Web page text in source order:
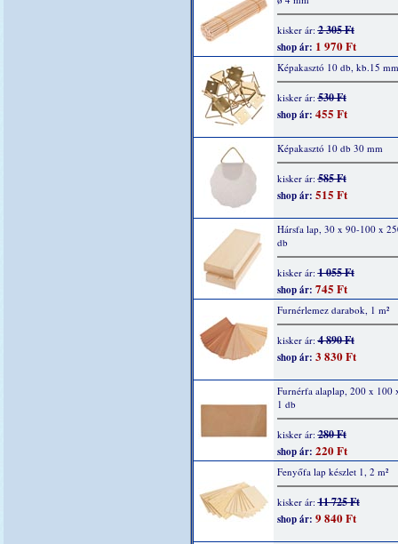
kisker ár:2 305 Ft
shop ár: 1 970 Ft
Képakasztó 10 db, kb.15 mm
kisker ár:530 Ft
shop ár: 455 Ft
Képakasztó 10 db 30 mm
kisker ár:585 Ft
shop ár: 515 Ft
Hársfa lap, 30 x 90-100 x
db
kisker ár:1 055 Ft
shop ár: 745 Ft
Furnérlemez darabok, 1 m²
kisker ár:4 890 Ft
shop ár: 3 830 Ft
Furnérfa alaplap, 200 x 100
1 db
kisker ár:280 Ft
shop ár: 220 Ft
Fenyőfa lap készlet 1, 2 m²
kisker ár:11 725 Ft
shop ár: 9 840 Ft